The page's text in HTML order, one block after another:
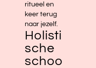
ritueel en
keer terug
naar jezelf.
Holisti
sche
schoo